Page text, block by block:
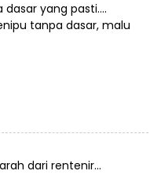
yang pasti….
tanpa dasar, malu
dari rentenir…